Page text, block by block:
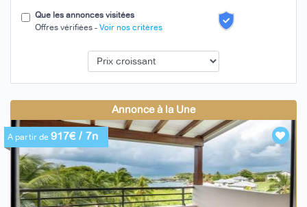
Que les annonces visitées
Offres vérifiées - Voir nos critères
Annonce à la Une
A partir de 917€ / 7n